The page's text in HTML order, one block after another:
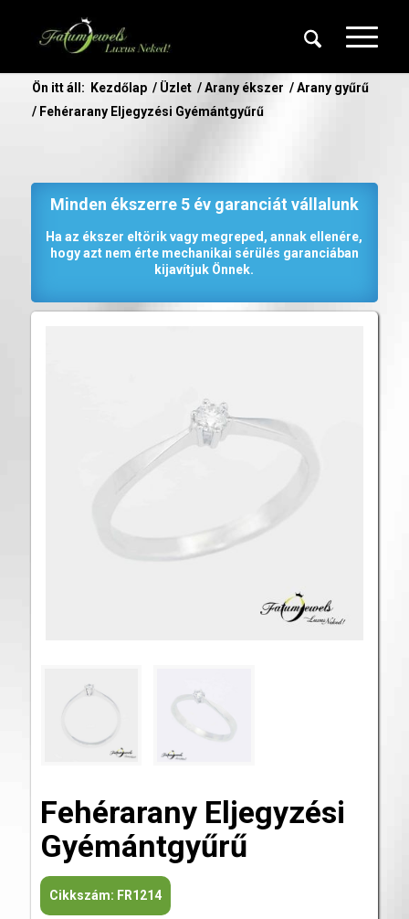
Ön itt áll: Kezdőlap / Üzlet / Arany ékszer / Arany gyűrű
/ Fehérarany Eljegyzési Gyémántgyűrű
Minden ékszerre 5 év garanciát vállalunk
Ha az ékszer eltörik vagy megreped, annak ellenére,
hogy azt nem érte mechanikai sérülés garanciában
kijavítjuk Önnek.
Fehérarany Eljegyzési
Gyémántgyűrű
Cikkszám: FR1214